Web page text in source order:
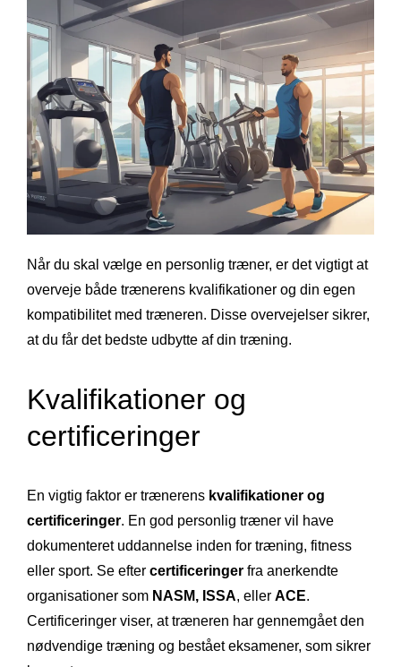
Når du skal vælge en personlig træner, er det vigtigt at
overveje både trænerens kvalifikationer og din egen
kompatibilitet med træneren. Disse overvejelser sikrer,
at du får det bedste udbytte af din træning.
Kvalifikationer og
certificeringer
En vigtig faktor er trænerens kvalifikationer og
certificeringer. En god personlig træner vil have
dokumenteret uddannelse inden for træning, fitness
eller sport. Se efter certificeringer fra anerkendte
organisationer som NASM, ISSA, eller ACE.
Certificeringer viser, at træneren har gennemgået den
nødvendige træning og bestået eksamener, som sikrer